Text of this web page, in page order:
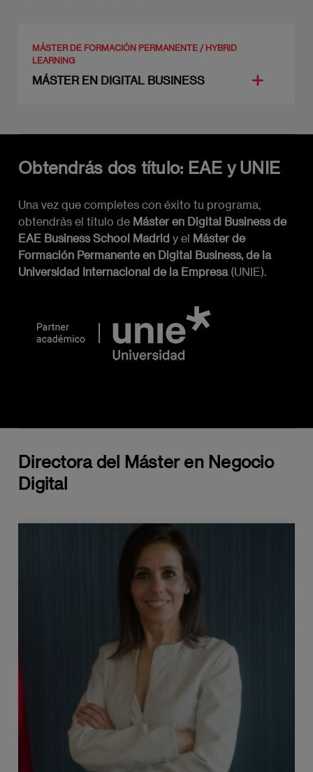
MÁSTER DE FORMACIÓN PERMANENTE / HYBRID
LEARNING
MÁSTER EN DIGITAL BUSINESS
Estrategias y Modelos de Negocios Digitales (6
Transformación digital en empresas
tradicionales
Modelos de negocio basados en
Estrategias de comercio electrónico
Plataformas digitales y ecosistemas
MÓDULO 2: PREPARANDO
INFRAESTRUCTURA, GOBERNANDO Y
Operaciones, Gestión de Datos y Analítica (6
La analítica y su impacto en la toma de
Automatización de procesos
empresariales
Analítica predictiva y prescriptiva
Gestión de datos en tiempo real
Seguridad de datos y privacidad
Obtendrás dos título: EAE y UNIE
Una vez que completes con éxito tu programa,
obtendrás el título de Máster en Digital Business de
EAE Business School Madrid y el Máster de
Formación Permanente en Digital Business, de la
Universidad Internacional de la Empresa(UNIE).
Directora del Máster en Negocio
Digital